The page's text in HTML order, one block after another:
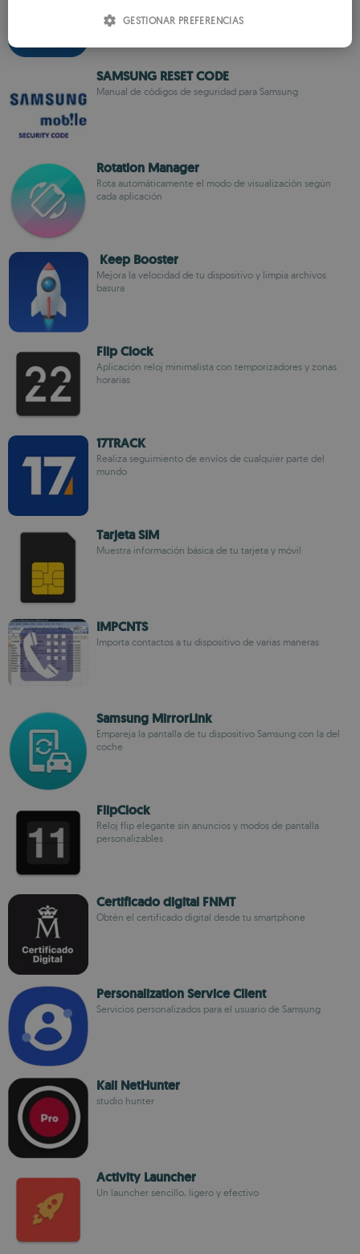
SAMSUNG RESET CODE
Manual de códigos de seguridad para Samsung
Rotation Manager
Rota automáticamente el modo de visualización según
cada aplicación
Keep Booster
Mejora la velocidad de tu dispositivo y limpia archivos
basura
Flip Clock
Aplicación reloj minimalista con temporizadores y zonas
horarias
17TRACK
Realiza seguimiento de envíos de cualquier parte del
mundo
Tarjeta SIM
Muestra información básica de tu tarjeta y móvil
IMPCNTS
Importa contactos a tu dispositivo de varias maneras
Samsung MirrorLink
Empareja la pantalla de tu dispositivo Samsung con la del
coche
FlipClock
Reloj flip elegante sin anuncios y modos de pantalla
personalizables
Certificado digital FNMT
Obtén el certificado digital desde tu smartphone
Personalization Service Client
Servicios personalizados para el usuario de Samsung
Kali NetHunter
studio hunter
Activity Launcher
Un launcher sencillo, ligero y efectivo
GESTIONAR PREFERENCIAS